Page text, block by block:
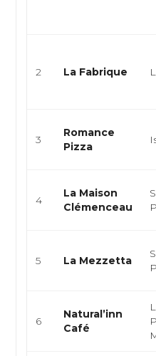
2 La Fabrique
3
Romance
Pizza
4
La Maison
Clémenceau
5 La Mezzetta
6
Natural’inn
Café